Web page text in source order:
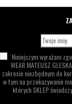
Niniejszym wyrażam
WEAR MATEUSZ
zakresie niezbędnym do
w tym na przekazywanie
których SKLEP